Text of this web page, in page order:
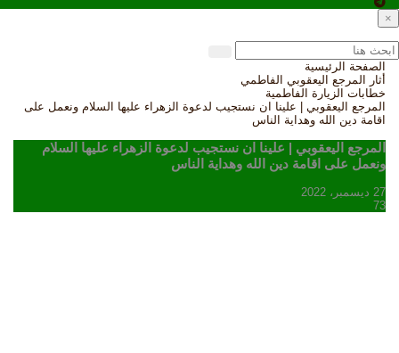
×
الصفحة الرئيسية
أثار المرجع اليعقوبي الفاطمي
خطابات الزيارة الفاطمية
المرجع اليعقوبي | علينا ان نستجيب لدعوة الزهراء عليها السلام ونعمل على
اقامة دين الله وهداية الناس
المرجع اليعقوبي | علينا ان نستجيب لدعوة الزهراء عليها السلام
ونعمل على اقامة دين الله وهداية الناس
27 ديسمبر، 2022
73